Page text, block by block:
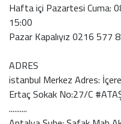
Hafta içi Pazartesi Cuma:
15:00
Pazar Kapalıyız 0216
ADRES
istanbul Merkez Adres:
Ertaç Sokak No:27/C
..........